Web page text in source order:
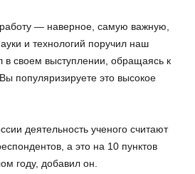
— наверное, самую важную,
и технологий поручил наш
в своем выступлении, обращаясь к
популяризируете это высокое
деятельность ученого считают
а это на 10 пунктов
году, добавил он.